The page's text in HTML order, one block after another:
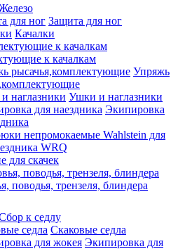
Защита для ног
Качалки
к качалкам
Упряжь
Ушки и наглазники
Экипировка
непромокаемые Wahlstein для
WRQ
для скачек
поводья, трензеля, блиндера
к седлу
Скаковые седла
Экипировка для